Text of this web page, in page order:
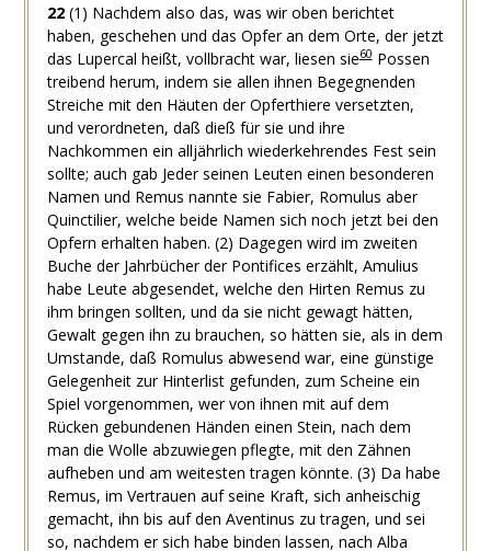
22(1) Nachdem also das, was wir oben berichtet
haben, geschehen und das Opfer an dem Orte, der jetzt
das Lupercal heißt, vollbracht war, liesen sie60Possen
treibend herum, indem sie allen ihnen Begegnenden
Streiche mit den Häuten der Opferthiere versetzten,
und verordneten, daß dieß für sie und ihre
Nachkommen ein alljährlich wiederkehrendes Fest sein
sollte; auch gab Jeder seinen Leuten einen besonderen
Namen und Remus nannte sie Fabier, Romulus aber
Quinctilier, welche beide Namen sich noch jetzt bei den
Opfern erhalten haben. (2) Dagegen wird im zweiten
Buche der Jahrbücher der Pontifices erzählt, Amulius
habe Leute abgesendet, welche den Hirten Remus zu
ihm bringen sollten, und da sie nicht gewagt hätten,
Gewalt gegen ihn zu brauchen, so hätten sie, als in dem
Umstande, daß Romulus abwesend war, eine günstige
Gelegenheit zur Hinterlist gefunden, zum Scheine ein
Spiel vorgenommen, wer von ihnen mit auf dem
Rücken gebundenen Händen einen Stein, nach dem
man die Wolle abzuwiegen pflegte, mit den Zähnen
aufheben und am weitesten tragen könnte. (3) Da habe
Remus, im Vertrauen auf seine Kraft, sich anheischig
gemacht, ihn bis auf den Aventinus zu tragen, und sei
so, nachdem er sich habe binden lassen, nach Alba